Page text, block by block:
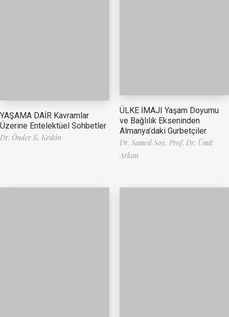
YAŞAMA DAİR Kavramlar
Üzerine Entelektüel Sohbetler
Dr. Önder K. Keskin
ÜLKE İMAJI Yaşam Doyumu
ve Bağlılık Ekseninden
Almanya’daki Gurbetçiler
Dr. Samed Soy, Prof. Dr. Ümit
Arkan